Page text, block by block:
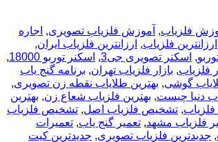
فلزیاب, آموزش فلزیاب تصویری, اجاره
ارزانترین فلزیاب, ارزانترین فلزیاب ایران,
, اسکنر تصویری جی3 , اسکنر توربو 18000
,
فلزیاب, بازار فلزیاب تهران, برنامه گنج یاب
گوشی, بهترین طلایاب نقطه زن تصویری,
دنیا چیست, بهترین فلزیاب شعاع زن, بهترین
فلزیاب, تشخیص فلزیاب اصل, تشخیص فلزیاب
فلزیاب مشهد, تعمیر گنج یاب, تعمیرات
, جدیدترین فلزیاب تصویری, جدیدترین کیت